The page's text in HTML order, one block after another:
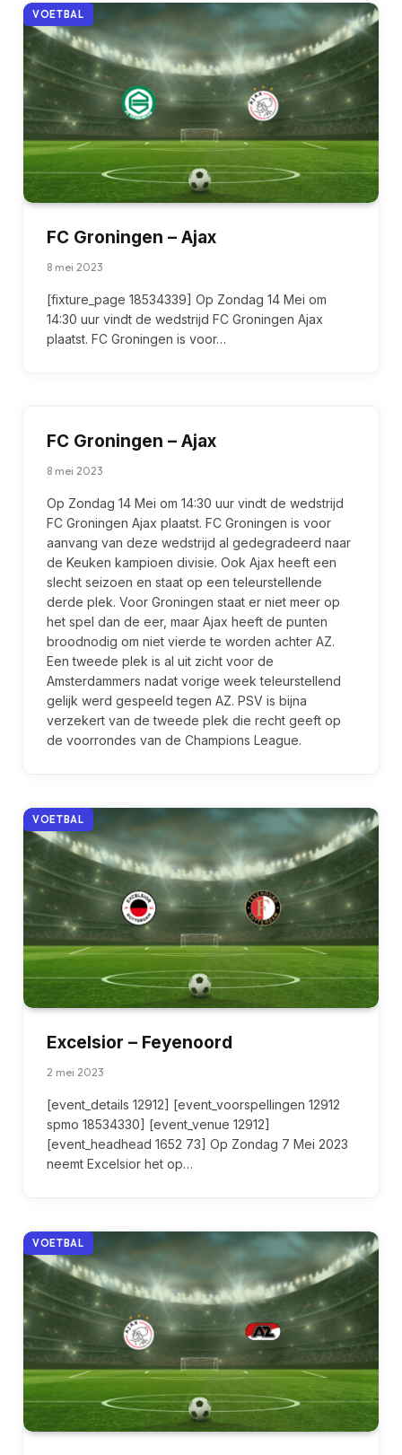
VOETBAL
FC Groningen – Ajax
8 mei 2023
[fixture_page 18534339] Op Zondag 14 Mei om
14:30 uur vindt de wedstrijd FC Groningen Ajax
plaatst. FC Groningen is voor…
FC Groningen – Ajax
8 mei 2023
Op Zondag 14 Mei om 14:30 uur vindt de wedstrijd
FC Groningen Ajax plaatst. FC Groningen is voor
aanvang van deze wedstrijd al gedegradeerd naar
de Keuken kampioen divisie. Ook Ajax heeft een
slecht seizoen en staat op een teleurstellende
derde plek. Voor Groningen staat er niet meer op
het spel dan de eer, maar Ajax heeft de punten
broodnodig om niet vierde te worden achter AZ.
Een tweede plek is al uit zicht voor de
Amsterdammers nadat vorige week teleurstellend
gelijk werd gespeeld tegen AZ. PSV is bijna
verzekert van de tweede plek die recht geeft op
de voorrondes van de Champions League.
VOETBAL
Excelsior – Feyenoord
2 mei 2023
[event_details 12912] [event_voorspellingen 12912
spmo 18534330] [event_venue 12912]
[event_headhead 1652 73] Op Zondag 7 Mei 2023
neemt Excelsior het op…
VOETBAL